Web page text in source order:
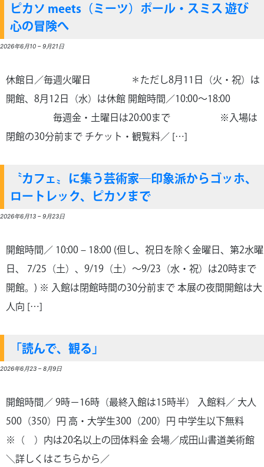
ピカソ meets（ミーツ）ポール・スミス 遊び
心の冒険へ
2026年6月10 –9月21日
休館日／毎週火曜日 ＊ただし8月11日（火・祝）は
開館、8月12日（水）は休館 開館時間／10:00～18:00
毎週金・土曜日は20:00まで ※入場は
閉館の30分前まで チケット・観覧料／ […]
〝カフェ〟に集う芸術家―印象派からゴッホ、
ロートレック、ピカソまで
2026年6月13 –9月23日
開館時間／ 10:00 – 18:00 (但し、祝日を除く金曜日、第2水曜
日、 7/25（土）、9/19（土）～9/23（水・祝）は20時まで
開館。) ※ 入館は閉館時間の30分前まで 本展の夜間開館は大
人向 […]
「読んで、観る」
2026年6月23 –8月9日
開館時間／ 9時－16時（最終入館は15時半） 入館料／ 大人
500（350）円 高・大学生300（200）円 中学生以下無料
※（ ）内は20名以上の団体料金 会場／成田山書道美術館
＼詳しくはこちらから／